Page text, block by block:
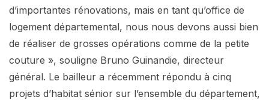
d’importantes rénovations, mais en tant qu’office de
logement départemental, nous nous devons aussi bien
de réaliser de grosses opérations comme de la petite
couture », souligne Bruno Guinandie, directeur
général. Le bailleur a récemment répondu à cinq
projets d’habitat sénior sur l’ensemble du département,